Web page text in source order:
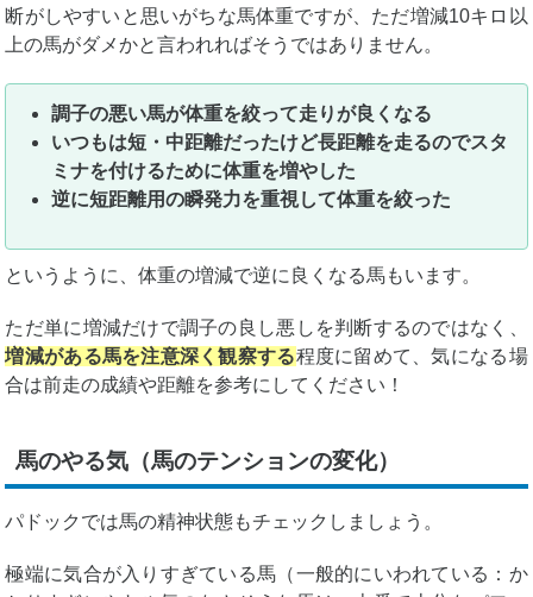
断がしやすいと思いがちな馬体重ですが、ただ増減10キロ以
上の馬がダメかと言われればそうではありません。
調子の悪い馬が体重を絞って走りが良くなる
いつもは短・中距離だったけど長距離を走るのでスタ
ミナを付けるために体重を増やした
逆に短距離用の瞬発力を重視して体重を絞った
というように、体重の増減で逆に良くなる馬もいます。
ただ単に増減だけで調子の良し悪しを判断するのではなく、
増減がある馬を注意深く観察する程度に留めて、気になる場
合は前走の成績や距離を参考にしてください！
馬のやる気（馬のテンションの変化）
パドックでは馬の精神状態もチェックしましょう。
極端に気合が入りすぎている馬（一般的にいわれている：か